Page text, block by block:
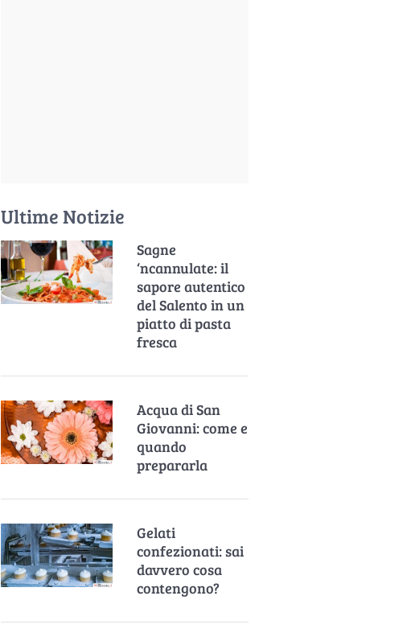
Ultime Notizie
Sagne
‘ncannulate: il
sapore autentico
del Salento in un
piatto di pasta
fresca
Acqua di San
Giovanni: come e
quando
prepararla
Gelati
confezionati: sai
davvero cosa
contengono?